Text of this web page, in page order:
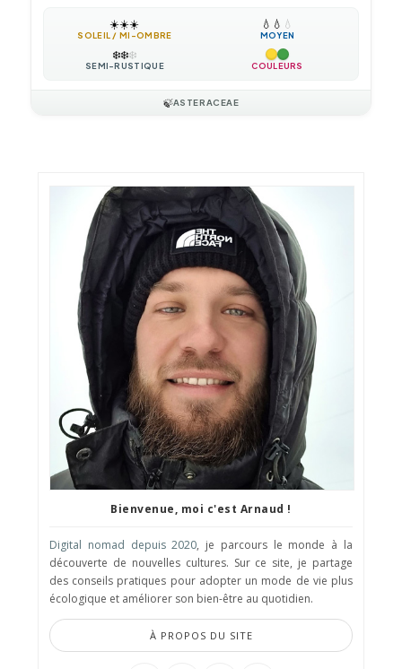
☀️☀️☀️
SOLEIL / MI-OMBRE
💧 💧 💧
MOYEN
❄️❄️❄️
SEMI-RUSTIQUE COULEURS
🍃ASTERACEAE
Bienvenue, moi c'est Arnaud !
Digital nomad depuis 2020, je parcours le monde à la
découverte de nouvelles cultures. Sur ce site, je partage
des conseils pratiques pour adopter un mode de vie plus
écologique et améliorer son bien-être au quotidien.
À PROPOS DU SITE